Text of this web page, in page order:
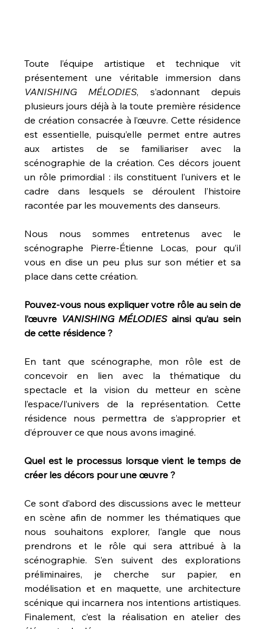
Toute l’équipe artistique et technique vit
VANISHING MÉLODIES, s’adonnant depuis
plusieurs jours déjà à la toute première résidence
de création consacrée à l’œuvre. Cette résidence
est essentielle, puisqu’elle permet entre autres
aux artistes de se familiariser avec la
scénographie de la création. Ces décors jouent
un rôle primordial : ils constituent l’univers et le
cadre dans lesquels se déroulent l’histoire
racontée par les mouvements des danseurs.
Nous nous sommes entretenus avec le
scénographe Pierre-Étienne Locas, pour qu’il
vous en dise un peu plus sur son métier et sa
place dans cette création.
Pouvez-vous nous expliquer votre rôle au sein de
l’œuvre VANISHING MÉLODIES ainsi qu’au sein
de cette résidence ?
En tant que scénographe, mon rôle est de
concevoir en lien avec la thématique du
spectacle et la vision du metteur en scène
l’espace/l’univers de la représentation. Cette
résidence nous permettra de s’approprier et
d’éprouver ce que nous avons imaginé.
Quel est le processus lorsque vient le temps de
créer les décors pour une œuvre ?
Ce sont d’abord des discussions avec le metteur
en scène afin de nommer les thématiques que
nous souhaitons explorer, l’angle que nous
prendrons et le rôle qui sera attribué à la
scénographie. S’en suivent des explorations
préliminaires, je cherche sur papier, en
modélisation et en maquette, une architecture
scénique qui incarnera nos intentions artistiques.
Finalement, c’est la réalisation en atelier des